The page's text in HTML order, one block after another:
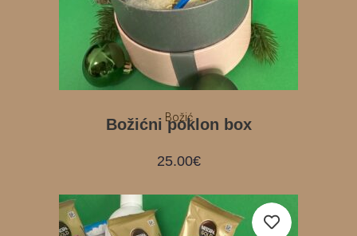
Božić
Božićni poklon box
25.00€